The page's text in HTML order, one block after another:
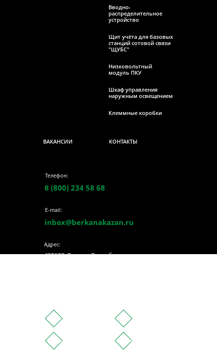
Вводно-
распределительное
устройство
Щит учёта для базовых
станций сотовой связи
"ЩУБС"
Низковольтный
модуль ПКУ
Шкаф управления
наружным освещением
Клеммные коробки
ВАКАНСИИ КОНТАКТЫ
Телефон:
8 (800) 234 58 68
E-mail:
inbox@berkanakazan.ru
Адрес:
420108, Россия, Республика